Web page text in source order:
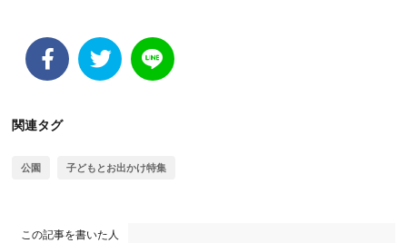
関連タグ
公園 子どもとお出かけ特集
この記事を書いた人